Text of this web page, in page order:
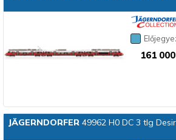
161
JÄGERNDORFER49962 H0 DC 3 tlg